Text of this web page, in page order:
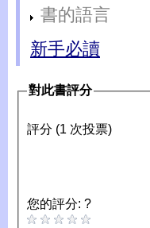
書的語言
新手必讀
對此書評分
評分 (1 次投票)
您的評分: ?